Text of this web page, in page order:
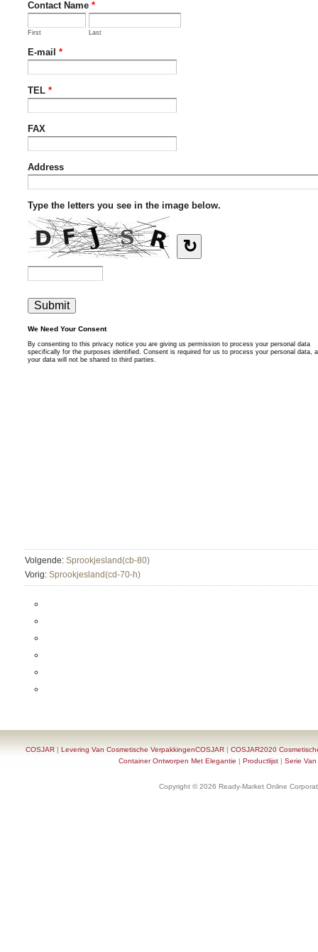
Volgende: Sprookjesland(cb-80)
Vorig: Sprookjesland(cd-70-h)
COSJAR | Levering Van Cosmetische VerpakkingenCOSJAR | COSJAR2020
Container Ontworpen Met Elegantie | Productlijst | Serie
Copyright © 2026 Ready-Market Online